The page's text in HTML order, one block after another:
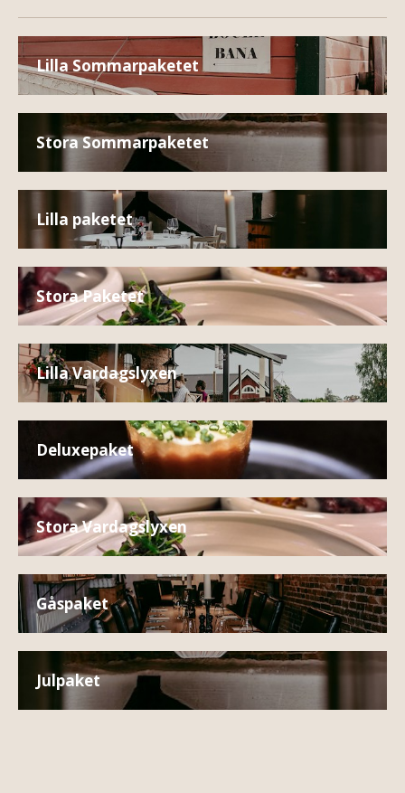
Lilla Sommarpaketet
Stora Sommarpaketet
Lilla paketet
Stora Paketet
Lilla Vardagslyxen
Deluxepaket
Stora Vardagslyxen
Gåspaket
Julpaket